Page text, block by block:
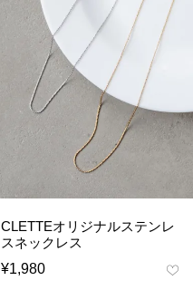
CLETTEオリジナルステンレ
スネックレス
¥1,980